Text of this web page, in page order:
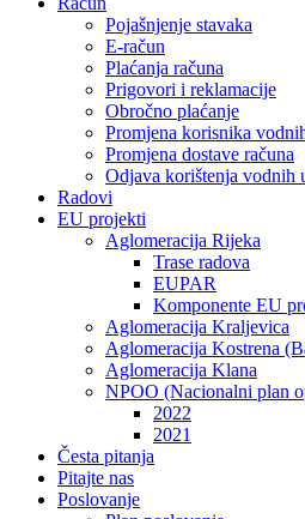
Pojašnjenje stavaka
E-račun
Plaćanja računa
Prigovori i reklamacije
Obročno plaćanje
Promjena korisnika
Promjena dostave računa
Odjava korištenja vodnih
Radovi
EU projekti
Aglomeracija Rijeka
Trase radova
EUPAR
Komponente EU
Aglomeracija Kraljevica
Aglomeracija Kostrena
Aglomeracija Klana
NPOO (Nacionalni plan
2022
2021
Česta pitanja
Pitajte nas
Poslovanje